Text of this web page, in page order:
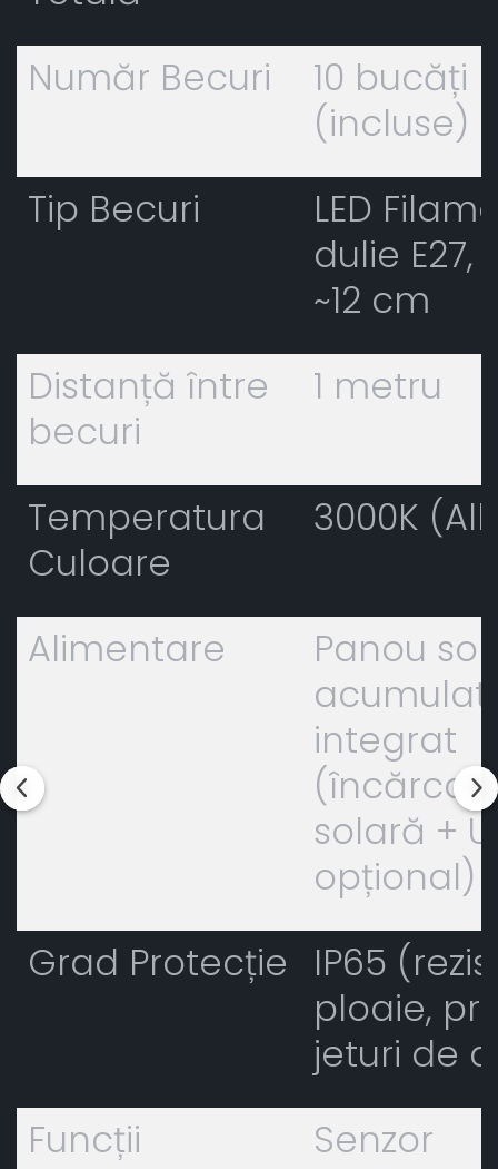
Număr Becuri
10 bucăți
(incluse)
Tip Becuri
LED
dulie E27,
~12 cm
Distanță între
becuri
1 metru
Temperatura
Culoare
3000K
Alimentare
Panou
integrat
solară +
opțional)
Grad Protecție
IP65
ploaie,
jeturi de
Funcții
Senzor